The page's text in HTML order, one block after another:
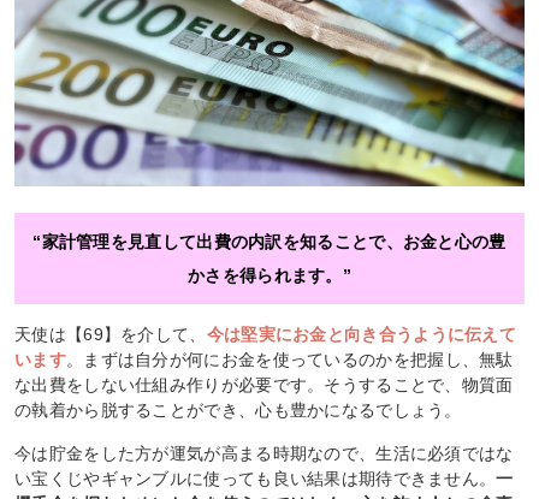
“家計管理を見直して出費の内訳を知ることで、お金と心の豊
かさを得られます。”
天使は【69】を介して、 今は堅実にお金と向き合うように伝えて
います。まずは自分が何にお金を使っているのかを把握し、無駄
な出費をしない仕組み作りが必要です。そうすることで、物質面
の執着から脱することができ、心も豊かになるでしょう。
今は貯金をした方が運気が高まる時期なので、生活に必須ではな
い宝くじやギャンブルに使っても良い結果は期待できません。一